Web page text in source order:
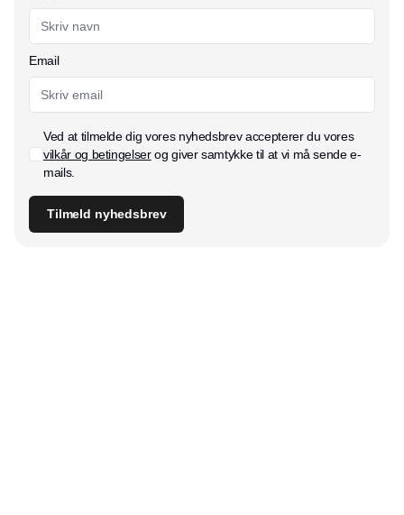
Email
Ved at tilmelde dig vores nyhedsbrev accepterer du vores
vilkår og betingelserog giver samtykke til at vi må sende e-
mails.
Tilmeld nyhedsbrev